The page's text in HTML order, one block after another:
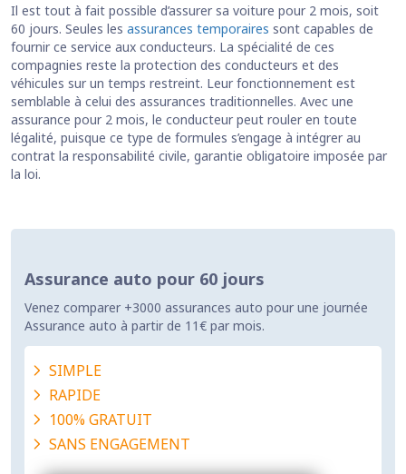
Il est tout à fait possible d’assurer sa voiture pour 2 mois, soit
60 jours. Seules les assurances temporaires sont capables de
fournir ce service aux conducteurs. La spécialité de ces
compagnies reste la protection des conducteurs et des
véhicules sur un temps restreint. Leur fonctionnement est
semblable à celui des assurances traditionnelles. Avec une
assurance pour 2 mois, le conducteur peut rouler en toute
légalité, puisque ce type de formules s’engage à intégrer au
contrat la responsabilité civile, garantie obligatoire imposée par
la loi.
Assurance auto pour 60 jours
Venez comparer +3000 assurances auto pour une journée
Assurance auto à partir de 11€ par mois.
SIMPLE
RAPIDE
100% GRATUIT
SANS ENGAGEMENT